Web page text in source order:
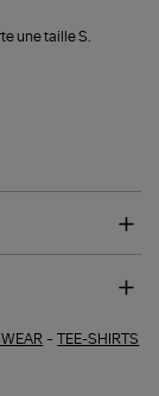
une taille S.
-TEE-SHIRTS